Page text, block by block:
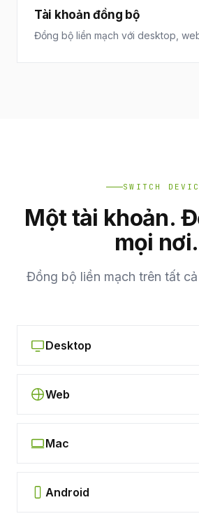
Tài khoản đồng bộ
Đồng bộ liền mạch với desktop,
SWITCH
Một tài khoản.
mọi nơi.
Đồng bộ liền mạch trên tất
Desktop
Web
Mac
Android